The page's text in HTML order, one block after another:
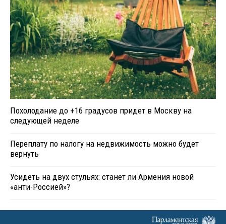
Похолодание до +16 градусов придет в Москву на
следующей неделе
Переплату по налогу на недвижимость можно будет
вернуть
Усидеть на двух стульях: станет ли Армения новой
«анти-Россией»?